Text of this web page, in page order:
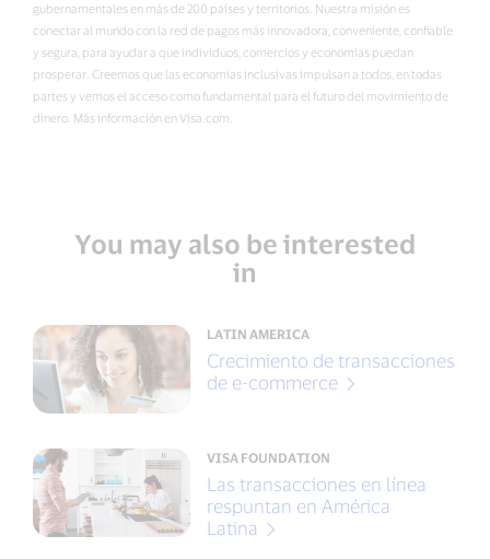
gubernamentales en más de 200 países y territorios. Nuestra misión es
conectar al mundo con la red de pagos más innovadora, conveniente, confiable
y segura, para ayudar a que individuos, comercios y economías puedan
prosperar. Creemos que las economías inclusivas impulsan a todos, en todas
partes y vemos el acceso como fundamental para el futuro del movimiento de
dinero. Más información en Visa.com.
You may also be interested
in
LATIN AMERICA
Crecimiento de transacciones
de e-commerce
VISA FOUNDATION
Las transacciones en línea
respuntan en América
Latina